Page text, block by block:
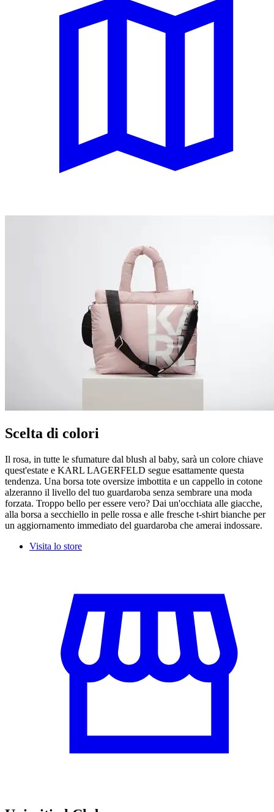
Scelta di colori
Il rosa, in tutte le sfumature dal blush al baby, sarà un colore chiave
quest'estate e KARL LAGERFELD segue esattamente questa
tendenza. Una borsa tote oversize imbottita e un cappello in cotone
alzeranno il livello del tuo guardaroba senza sembrare una moda
forzata. Troppo bello per essere vero? Dai un'occhiata alle giacche,
alla borsa a secchiello in pelle rossa e alle fresche t-shirt bianche per
un aggiornamento immediato del guardaroba che amerai indossare.
Visita lo store